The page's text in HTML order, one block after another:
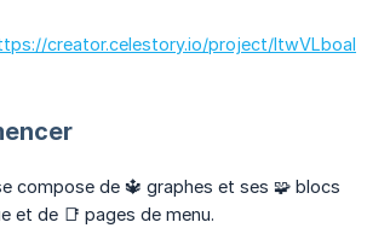
creator.celestory.io/project/ltwVLboal
compose de 🔱 graphes et ses 🧩 blocs
et de 📑 pages de menu.